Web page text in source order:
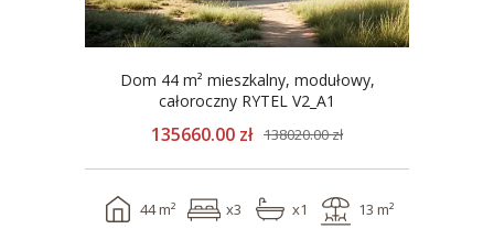
Dom 44 m² mieszkalny, modułowy,
całoroczny RYTEL V2_A1
135660.00 zł 138020.00 zł
44 m² x3 x1 13 m²